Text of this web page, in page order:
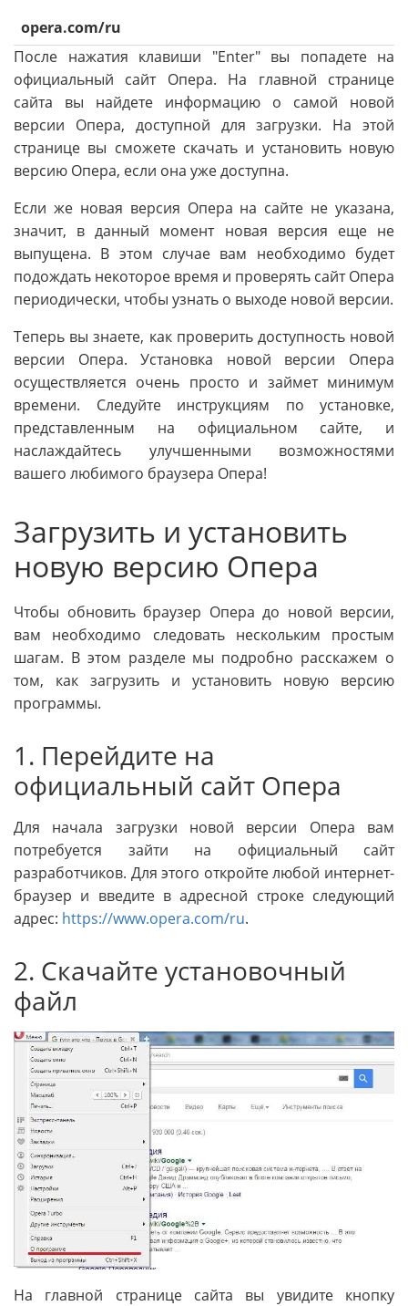
opera.com/ru
После нажатия клавиши "Enter" вы попадете на
официальный сайт Опера. На главной странице
сайта вы найдете информацию о самой новой
версии Опера, доступной для загрузки. На этой
странице вы сможете скачать и установить новую
версию Опера, если она уже доступна.
Если же новая версия Опера на сайте не указана,
значит, в данный момент новая версия еще не
выпущена. В этом случае вам необходимо будет
подождать некоторое время и проверять сайт Опера
периодически, чтобы узнать о выходе новой версии.
Теперь вы знаете, как проверить доступность новой
версии Опера. Установка новой версии Опера
осуществляется очень просто и займет минимум
времени. Следуйте инструкциям по установке,
представленным на официальном сайте, и
наслаждайтесь улучшенными возможностями
вашего любимого браузера Опера!
Загрузить и установить
новую версию Опера
Чтобы обновить браузер Опера до новой версии,
вам необходимо следовать нескольким простым
шагам. В этом разделе мы подробно расскажем о
том, как загрузить и установить новую версию
программы.
1. Перейдите на
официальный сайт Опера
Для начала загрузки новой версии Опера вам
потребуется зайти на официальный сайт
разработчиков. Для этого откройте любой интернет-
браузер и введите в адресной строке следующий
адрес: https://www.opera.com/ru.
2. Скачайте установочный
файл
На главной странице сайта вы увидите кнопку